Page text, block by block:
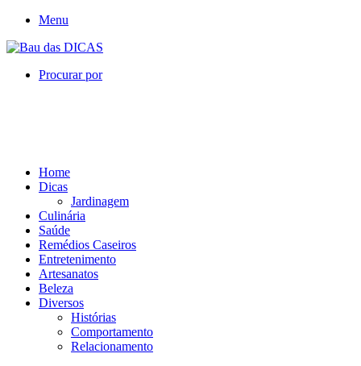
Menu
Procurar por
Home
Dicas
Jardinagem
Culinária
Saúde
Remédios Caseiros
Entretenimento
Artesanatos
Beleza
Diversos
Histórias
Comportamento
Relacionamento